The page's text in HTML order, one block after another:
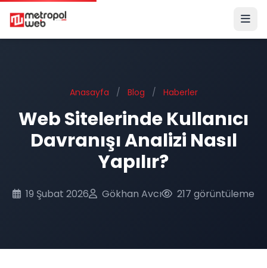
Ana içeriğe geç
Anasayfa / Blog / Haberler
Web Sitelerinde Kullanıcı
Davranışı Analizi Nasıl
Yapılır?
19 Şubat 2026 Gökhan Avcı 217 görüntüleme